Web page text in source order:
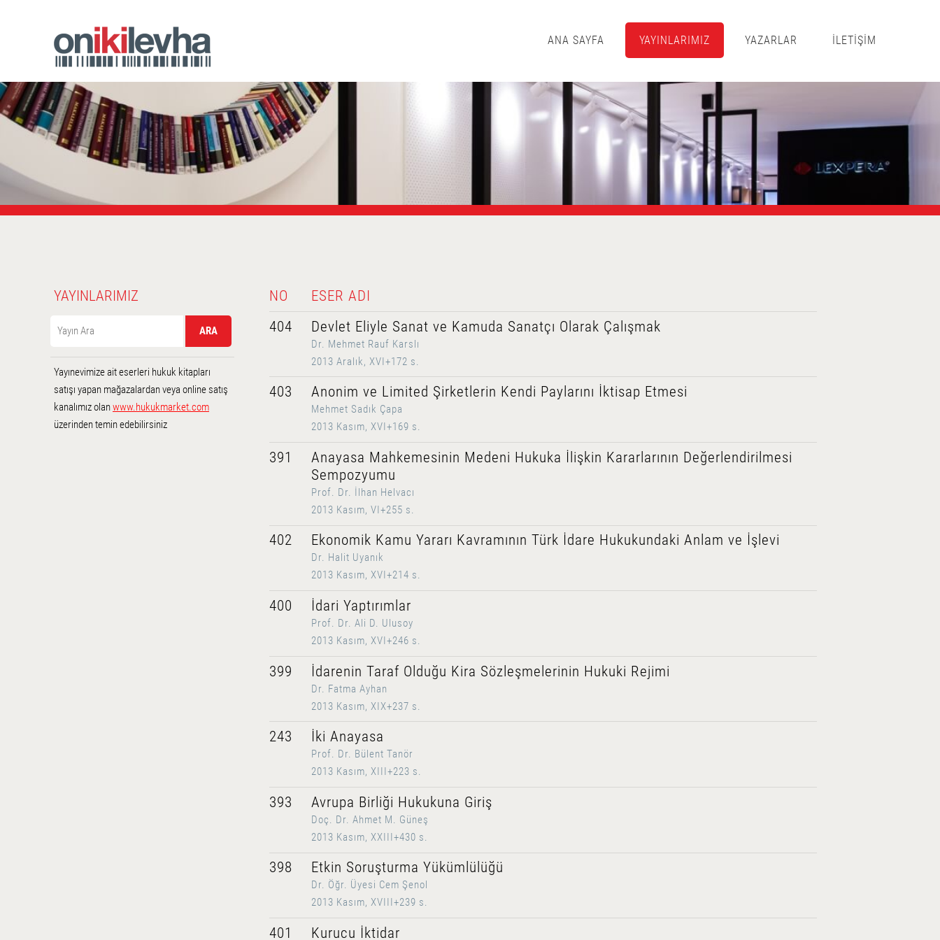
ANA SAYFA YAYINLARIMIZ YAZARLAR İLETİŞİM
YAYINLARIMIZ
Yayınevimize ait eserleri hukuk kitapları
satışı yapan mağazalardan veya online satış
kanalımız olanwww.hukukmarket.com
üzerinden temin edebilirsiniz
NO
ESER ADI
404
Devlet Eliyle Sanat ve Kamuda Sanatçı Olarak Çalışmak
Dr. Mehmet Rauf Karslı
2013 Aralık, XVI+172 s.
403 Anonim ve Limited Şirketlerin Kendi Paylarını İktisap Etmesi
Mehmet Sadık Çapa
2013 Kasım, XVI+169 s.
391
Anayasa Mahkemesinin Medeni Hukuka İlişkin Kararlarının Değerlendirilmesi
Sempozyumu
Prof. Dr. İlhan Helvacı
2013 Kasım, VI+255 s.
402 Ekonomik Kamu Yararı Kavramının Türk İdare Hukukundaki Anlam ve İşlevi
Dr. Halit Uyanık
2013 Kasım, XVI+214 s.
400 İdari Yaptırımlar
Prof. Dr. Ali D. Ulusoy
2013 Kasım, XVI+246 s.
399 İdarenin Taraf Olduğu Kira Sözleşmelerinin Hukuki Rejimi
Dr. Fatma Ayhan
2013 Kasım, XIX+237 s.
243 İki Anayasa
Prof. Dr. Bülent Tanör
2013 Kasım, XIII+223 s.
393 Avrupa Birliği Hukukuna Giriş
Doç. Dr. Ahmet M. Güneş
2013 Kasım, XXIII+430 s.
398 Etkin Soruşturma Yükümlülüğü
Dr. Öğr. Üyesi Cem Şenol
2013 Kasım, XVIII+239 s.
401 Kurucu İktidar